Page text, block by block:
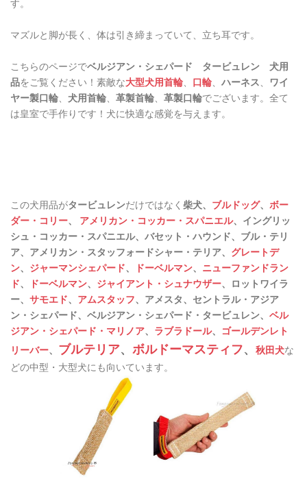
す。
マズルと脚が長く、体は引き締まっていて、立ち耳です。
こちらのページでベルジアン・シェパード タービュレン 犬用
品をご覧ください！素敵な大型犬用首輪、 口輪、 ハーネス、
ワイ
ヤー製口輪、 犬用首輪、 革製首輪、 革製口輪でございます。全て
は皇室で手作りです！犬に快適な感覚を与えます。
この犬用品がタービュレンだけではなく 柴犬、 ブルドッグ、 ボー
ダー・コリー、 アメリカン・コッカー・スパニエル、イングリッ
シュ・コッカー・スパニエル、バセット・ハウンド、ブル・テリ
ア、アメリカン・スタッフォードシャー・テリア、 グレートデ
ン、 ジャーマンシェパード、 ドーベルマン、 ニューファンドラン
ド、 ドーベルマン、 ジャイアント・シュナウザー、ロットワイラ
ー、 サモエド、 アムスタッフ、アメスタ、セントラル・アジア
ン・シェパード、ベルジアン・シェパード・タービュレン、 ベル
ジアン・シェパード・マリノア、 ラブラドール、
ゴールデンレト
リーバー、 ブルテリア、 ボルドーマスティフ、 秋田犬な
どの中型・大型犬にも向いています。